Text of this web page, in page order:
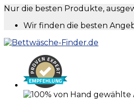
Nur die besten Produkte,
Wir finden die besten